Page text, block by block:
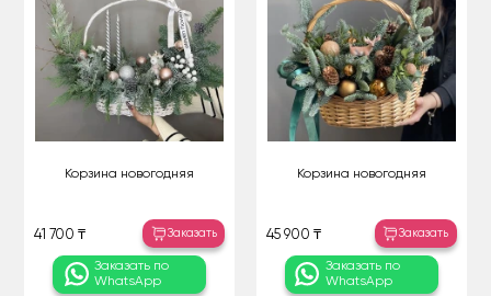
Корзина новогодняя
41 700 ₸ Заказать
Заказать по
WhatsApp
Корзина новогодняя
45 900 ₸ Заказать
Заказать по
WhatsApp